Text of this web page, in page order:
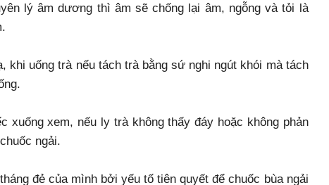
lý âm dương thì âm sẽ chống lại âm, ngỗng và tỏi là
uống trà nếu tách trà bằng sứ nghi ngút khói mà tách
xuống xem, nếu ly trà không thấy đáy hoặc không phản
ngải.
đẻ của mình bởi yếu tố tiên quyết để chuốc bùa ngải